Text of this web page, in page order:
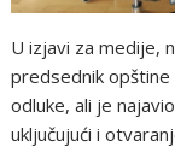
U izjavi za medije,
predsednik
odluke, ali je
uključujući i